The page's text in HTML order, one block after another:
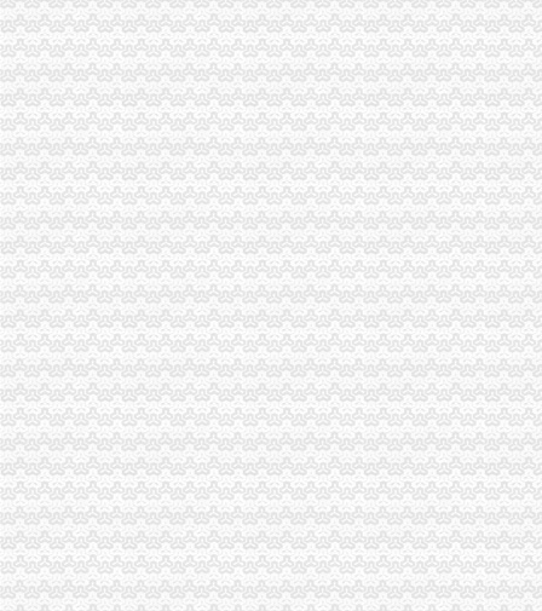
单衍华副局长对市局机关创先争优活动提出“三创”重庆代办公司要求
市重庆营业执照注销消委会开展爱心捐赠活动帮扶万州区铁峰乡希望小学
市重庆税务注销局召开《合同违法行为监督处理办法》研讨会
九龙坡局重庆公司注销化电子商务监管成效显著
开县局开展“基层评科室 群众评工商”重庆公司注销活动改进队伍作风
万州局重庆税务注销支部与非公企业支部建立结对共建机制
双桥局重庆代办公司采取五项措施促进商标品牌建设迈上新台阶
江北局重庆公司注销三举措开展世博会知识产权保护专项行动成效明显
巴南局开展城区菜市重庆营业执照注销场专项整活动
万盛区副区长杨晓对企业信用体系建设工作提出要求
綦江局篆塘所加大校园周边食品市重庆代办公司场监管力度
璧山局重庆分公司注销五措施狠抓第二批微型企业发展工作
渝中局突出“实、新、活、宽”重庆代办公司四字方针开展法制员业务培训
黔江局重庆营业执照注销采取三项措施开展微型企业专项巡查
潼南局重庆分公司注销积帮助大创业
万州区实行“量化评分制”重庆公司注销受理微型企业创业申报
渝中局重庆税务注销与美国箭牌糖类有限公司开展品牌保护交流研讨会
垫江局重庆分公司注销开展非公经济建工作取得成效
大足局“保姆式”重庆代办公司服务指导商标发展出成效
涪陵局重庆公司注销江北所扎实开展商标富农工作促进农户万元增收
黔江局重庆税务注销协助供销社搭建网络平台促进三农发展
市局机关出台操作办法规范“一讲二评三公示”重庆公司注销
潼南局三举措开展报废汽车市重庆营业执照注销场专项整
渝中局重庆代办公司突出重点创新方式着力构建商标专用权保护新格局